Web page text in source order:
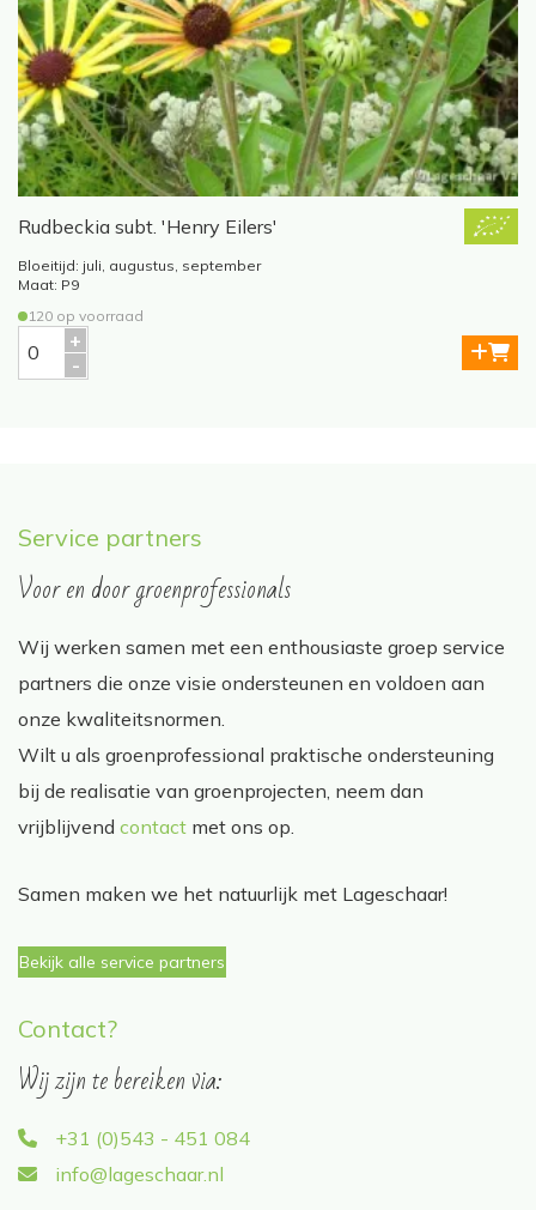
Rudbeckia subt. 'Henry Eilers'
Bloeitijd: juli, augustus, september
Maat: P9
120 op voorraad
Service partners
Voor en door groenprofessionals
Wij werken samen met een enthousiaste groep service
partners die onze visie ondersteunen en voldoen aan
onze kwaliteitsnormen.
Wilt u als groenprofessional praktische ondersteuning
bij de realisatie van groenprojecten, neem dan
vrijblijvend contact met ons op.
Samen maken we het natuurlijk met Lageschaar!
Bekijk alle service partners
Contact?
Wij zijn te bereiken via:
+31 (0)543 - 451 084
info@lageschaar.nl